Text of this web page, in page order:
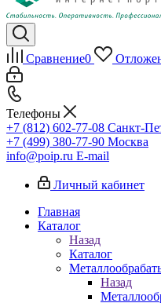
Сравнение0
Телефоны
+7 (812) 602-77-08 Санкт-
+7 (499) 380-77-90 Москва
info@poip.ru E-mail
Личный кабинет
Главная
Каталог
Назад
Каталог
Назад